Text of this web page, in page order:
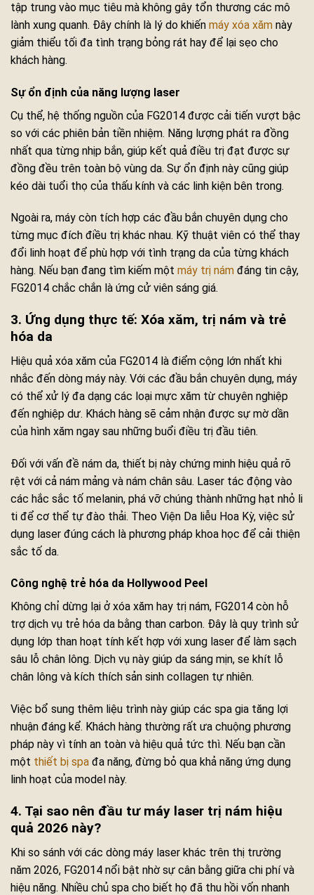
tập trung vào mục tiêu mà không gây tổn thương các mô
lành xung quanh. Đây chính là lý do khiến máy xóa xăm này
giảm thiểu tối đa tình trạng bỏng rát hay để lại sẹo cho
khách hàng.
Sự ổn định của năng lượng laser
Cụ thể, hệ thống nguồn của FG2014 được cải tiến vượt bậc
so với các phiên bản tiền nhiệm. Năng lượng phát ra đồng
nhất qua từng nhịp bắn, giúp kết quả điều trị đạt được sự
đồng đều trên toàn bộ vùng da. Sự ổn định này cũng giúp
kéo dài tuổi thọ của thấu kính và các linh kiện bên trong.
Ngoài ra, máy còn tích hợp các đầu bắn chuyên dụng cho
từng mục đích điều trị khác nhau. Kỹ thuật viên có thể thay
đổi linh hoạt để phù hợp với tình trạng da của từng khách
hàng. Nếu bạn đang tìm kiếm một máy trị nám đáng tin cậy,
FG2014 chắc chắn là ứng cử viên sáng giá.
3. Ứng dụng thực tế: Xóa xăm, trị nám và trẻ
hóa da
Hiệu quả xóa xăm của FG2014 là điểm cộng lớn nhất khi
nhắc đến dòng máy này. Với các đầu bắn chuyên dụng, máy
có thể xử lý đa dạng các loại mực xăm từ chuyên nghiệp
đến nghiệp dư. Khách hàng sẽ cảm nhận được sự mờ dần
của hình xăm ngay sau những buổi điều trị đầu tiên.
Đối với vấn đề nám da, thiết bị này chứng minh hiệu quả rõ
rệt với cả nám mảng và nám chân sâu. Laser tác động vào
các hắc sắc tố melanin, phá vỡ chúng thành những hạt nhỏ li
ti để cơ thể tự đào thải. Theo Viện Da liễu Hoa Kỳ, việc sử
dụng laser đúng cách là phương pháp khoa học để cải thiện
sắc tố da.
Công nghệ trẻ hóa da Hollywood Peel
Không chỉ dừng lại ở xóa xăm hay trị nám, FG2014 còn hỗ
trợ dịch vụ trẻ hóa da bằng than carbon. Đây là quy trình sử
dụng lớp than hoạt tính kết hợp với xung laser để làm sạch
sâu lỗ chân lông. Dịch vụ này giúp da sáng mịn, se khít lỗ
chân lông và kích thích sản sinh collagen tự nhiên.
Việc bổ sung thêm liệu trình này giúp các spa gia tăng lợi
nhuận đáng kể. Khách hàng thường rất ưa chuộng phương
pháp này vì tính an toàn và hiệu quả tức thì. Nếu bạn cần
một thiết bị spa đa năng, đừng bỏ qua khả năng ứng dụng
linh hoạt của model này.
4. Tại sao nên đầu tư máy laser trị nám hiệu
quả 2026 này?
Khi so sánh với các dòng máy laser khác trên thị trường
năm 2026, FG2014 nổi bật nhờ sự cân bằng giữa chi phí và
hiệu năng. Nhiều chủ spa cho biết họ đã thu hồi vốn nhanh